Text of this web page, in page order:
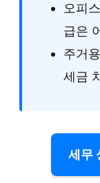
오피
급은
주거
세금
세무